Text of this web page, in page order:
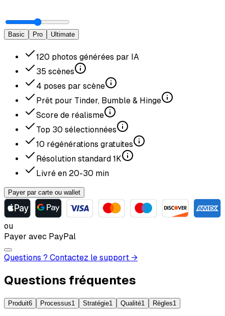
Basic Pro Ultimate
120 photos générées par IA
35 scènes
4 poses par scène
Prêt pour Tinder, Bumble & Hinge
Score de réalisme
Top 30 sélectionnées
10 régénérations gratuites
Résolution standard 1K
Livré en 20-30 min
Payer par carte ou wallet
ou
Payer avec PayPal
Questions ? Contactez le support →
Questions fréquentes
Produit6 Processus1 Stratégie1 Qualité1 Règles1